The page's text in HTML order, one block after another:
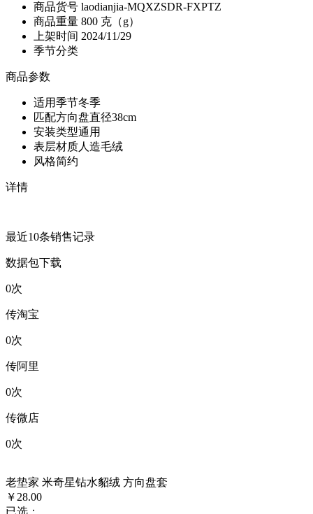
商品货号 laodianjia-MQXZSDR-FXPTZ
商品重量 800 克（g）
上架时间 2024/11/29
季节分类
商品参数
适用季节冬季
匹配方向盘直径38cm
安装类型通用
表层材质人造毛绒
风格简约
详情
最近10条销售记录
数据包下载
0次
传淘宝
0次
传阿里
0次
传微店
0次
老垫家 米奇星钻水貂绒 方向盘套
￥28.00